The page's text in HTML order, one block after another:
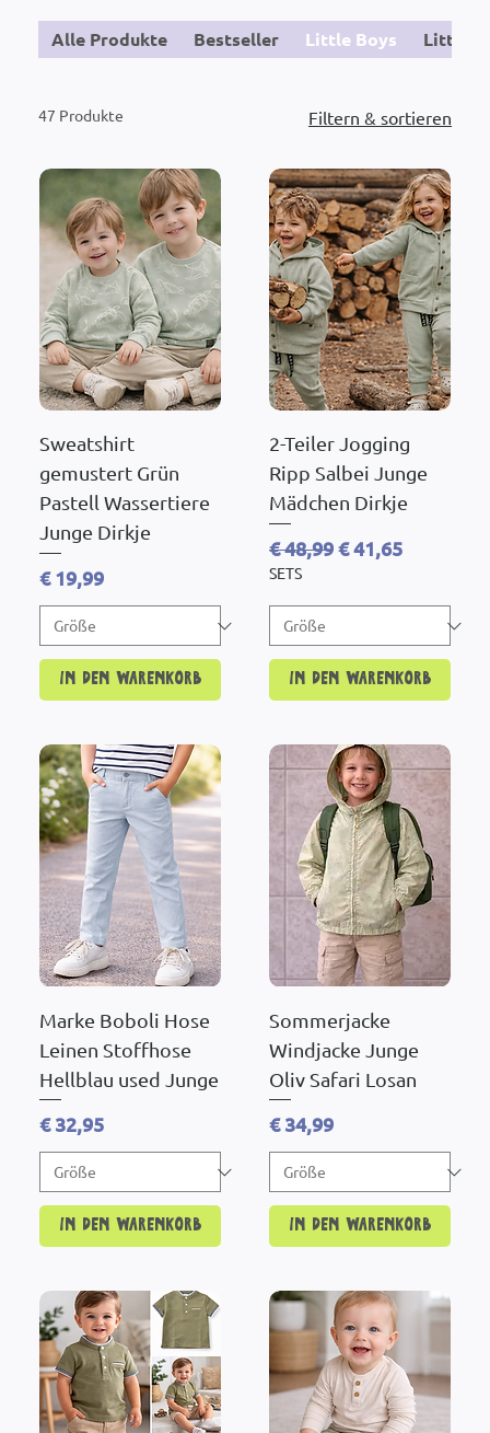
Alle Produkte Bestseller Little Boys Little
47 Produkte Filtern & sortieren
Sweatshirt
gemustert Grün
Pastell Wassertiere
Junge Dirkje
Preis
€ 19,99
In den Warenkorb
2-Teiler Jogging
Ripp Salbei Junge
Mädchen Dirkje
Standardpreis
€ 48,99Sale-Preis
€ 41,65
SETS
In den Warenkorb
Marke Boboli Hose
Leinen Stoffhose
Hellblau used Junge
Preis
€ 32,95
In den Warenkorb
Sommerjacke
Windjacke Junge
Oliv Safari Losan
Preis
€ 34,99
In den Warenkorb